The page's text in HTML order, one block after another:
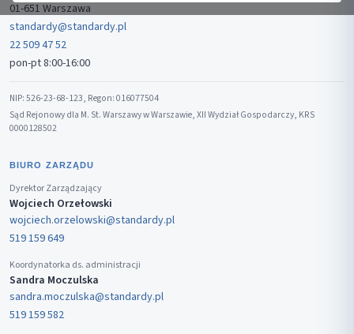
01-651 Warszawa
standardy@standardy.pl
22 509 47 52
pon-pt 8:00-16:00
NIP: 526-23-68-123, Regon: 016077504
Sąd Rejonowy dla M. St. Warszawy w Warszawie, XII Wydział Gospodarczy, KRS
0000128502
BIURO ZARZĄDU
Dyrektor Zarządzający
Wojciech Orzełowski
wojciech.orzelowski@standardy.pl
519 159 649
Koordynatorka ds. administracji
Sandra Moczulska
sandra.moczulska@standardy.pl
519 159 582